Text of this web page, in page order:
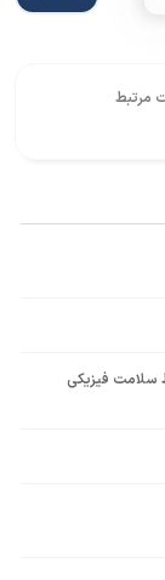
مرتبط
سلامت فیزیکی